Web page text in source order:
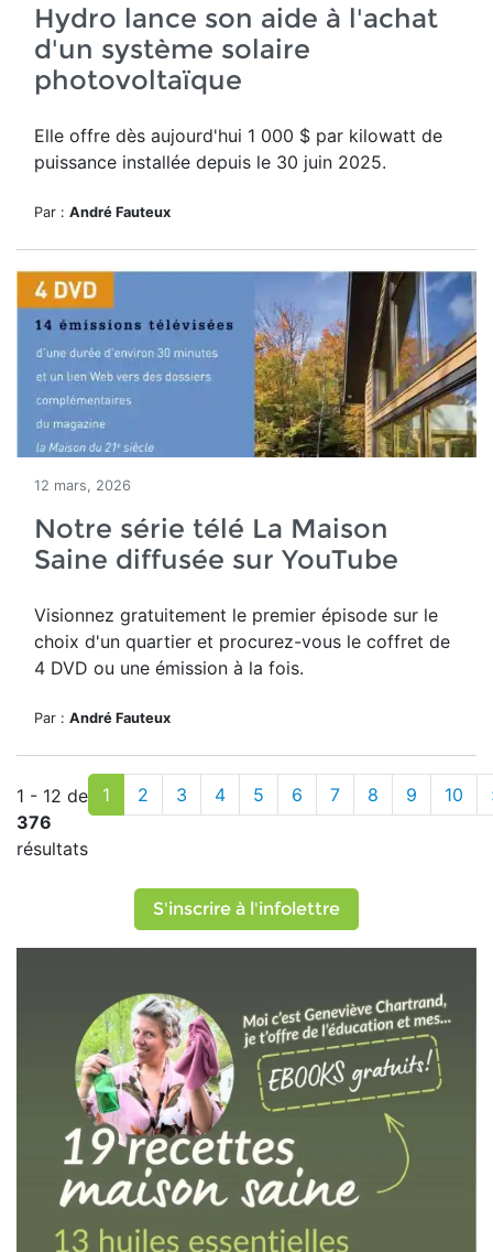
Hydro lance son aide à l'achat
d'un système solaire
photovoltaïque
Elle offre dès aujourd'hui 1 000 $ par kilowatt de
puissance installée depuis le 30 juin 2025.
Par : André Fauteux
12 mars, 2026
Notre série télé La Maison
Saine diffusée sur YouTube
Visionnez gratuitement le premier épisode sur le
choix d'un quartier et procurez-vous le coffret de
4 DVD ou une émission à la fois.
Par : André Fauteux
1 - 12 de
376
résultats
1 2 3 4 5 6 7 8 9 10
S'inscrire à l'infolettre